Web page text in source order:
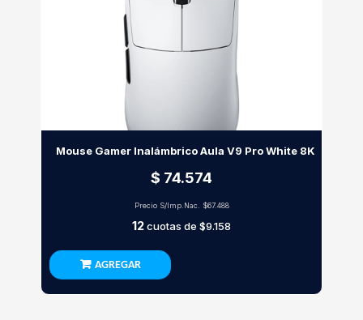
Mouse Gamer Inalámbrico Aula V9 Pro White 8K
$ 74.574
Precio S/Imp.Nac. $67.488
12cuotas de $9.158
AGREGAR